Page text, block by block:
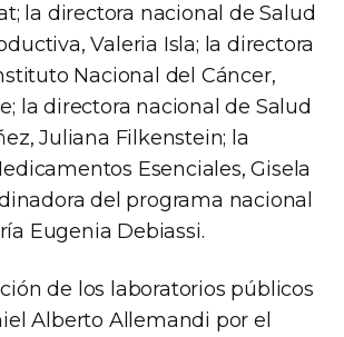
la directora nacional de Salud
Valeria Isla; la directora
Nacional del Cáncer,
la directora nacional de Salud
Juliana Filkenstein; la
Esenciales, Gisela
del programa nacional
Eugenia Debiassi.
de los laboratorios públicos
Alberto Allemandi por el